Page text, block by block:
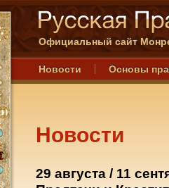
Официальный сайт
Новости Основы
Новости
29 августа / 11